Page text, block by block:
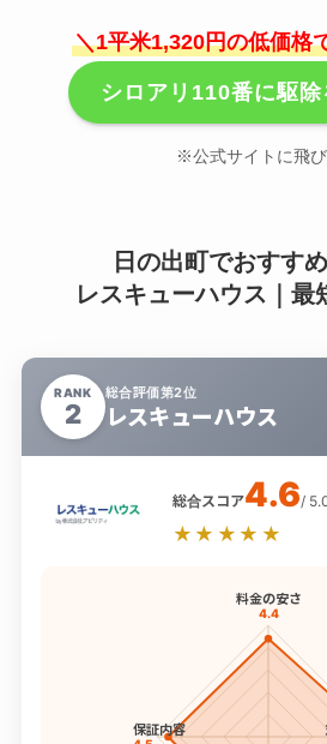
＼1平米1,320円の低価格
シロアリ110番に駆
※公式サイトに飛
日の出町でおすす
レスキューハウス｜最
RANK
2
総合評価第2位
レスキューハウス
総合スコア4.6/
★★★★★
料金の安さ
4.4
保証内容